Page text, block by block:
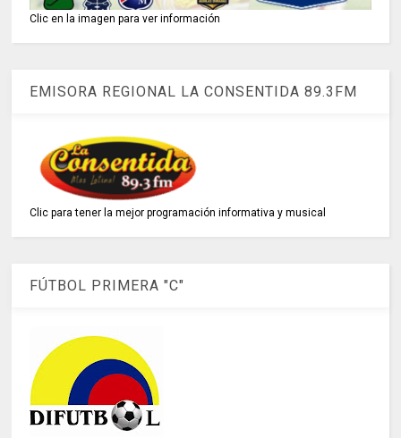
Clic en la imagen para ver información
EMISORA REGIONAL LA CONSENTIDA 89.3FM
Clic para tener la mejor programación informativa y musical
FÚTBOL PRIMERA "C"